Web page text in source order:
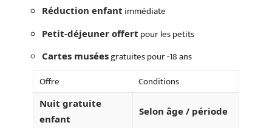
Réduction enfant immédiate
Petit-déjeuner offert pour les petits
Cartes muséesgratuites pour -18 ans
Offre
Conditions
Nuit gratuite
enfant
Selon âge / période